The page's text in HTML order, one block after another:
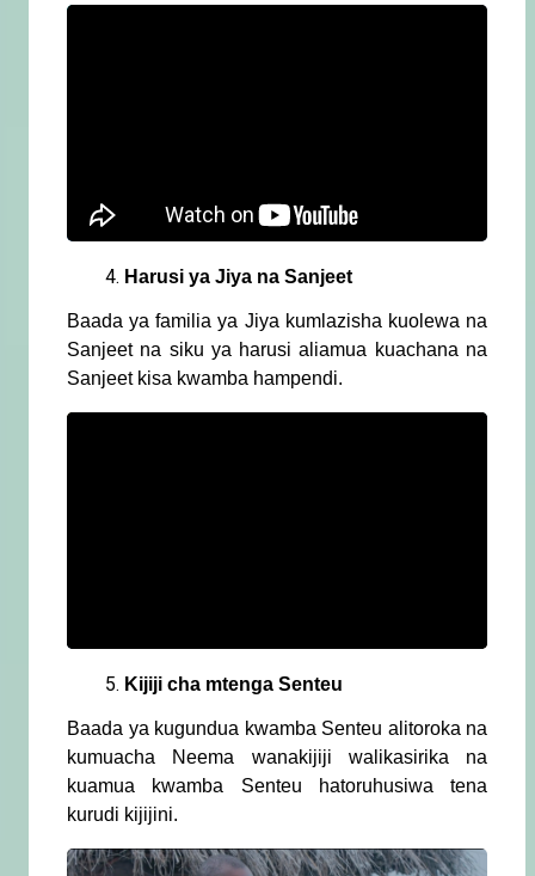
Harusi ya Jiya na Sanjeet
Baada ya familia ya Jiya kumlazisha kuolewa na
Sanjeet na siku ya harusi aliamua kuachana na
Sanjeet kisa kwamba hampendi.
Kijiji cha mtenga Senteu
Baada ya kugundua kwamba Senteu alitoroka na
kumuacha Neema wanakijiji walikasirika na
kuamua kwamba Senteu hatoruhusiwa tena
kurudi kijijini.